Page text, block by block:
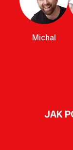
Michal
JAK